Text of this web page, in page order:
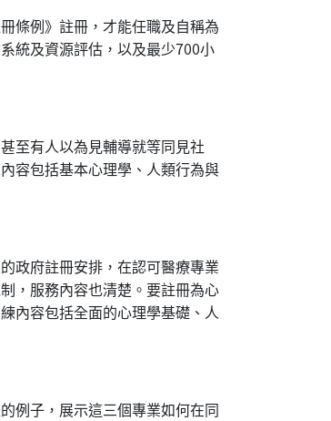
條例》註冊，才能任職及自稱為
統及資源評估，以及最少700小
至有人以為見輔導就等同見社
容包括基本心理學、人類行為與
政府註冊安排，在認可醫療專業
，服務內容也清楚。要註冊為心
內容包括全面的心理學基礎、人
例子，展示這三個專業如何在同